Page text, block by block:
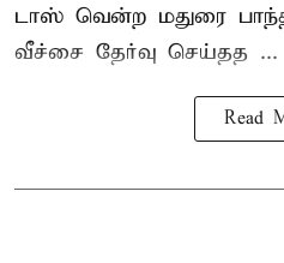
டாஸ் வென்ற மதுரை
வீச்சை தேர்வு செய்தத ...
Read